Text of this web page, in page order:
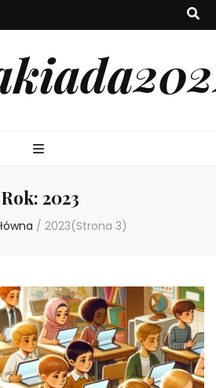
Rok: 2023
/ 2023(Strona 3)